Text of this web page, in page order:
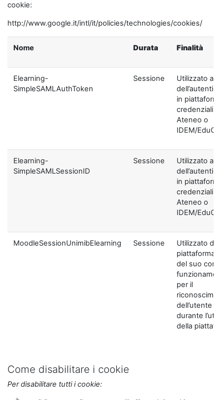
cookie:
http://www.google.it/intl/it/policies/technologies/cookies/
Nome Durata Finalità
Elearning-
SimpleSAMLAuthToken
Sessione
Utilizzato ai
in
credenziali di
Ateneo o
IDEM/
Elearning-
SimpleSAMLSessionID
Sessione
Utilizzato ai
in
credenziali di
Ateneo o
IDEM/
MoodleSessionUnimibElearning Sessione
Utilizzato
piattaforma
del suo
per il
dell’utente
durante
della
Come disabilitare i cookie
Per disabilitare tutti i cookie: